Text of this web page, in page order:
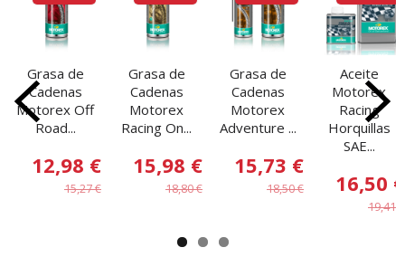
Grasa de
Cadenas
Motorex Off
Road...
12,98 €
15,27 €
Grasa de
Cadenas
Motorex
Racing On...
15,98 €
18,80 €
Grasa de
Cadenas
Motorex
Adventure ...
15,73 €
18,50 €
Aceite
Motorex
Racing
Horquillas
SAE...
16,50 €
19,41 €